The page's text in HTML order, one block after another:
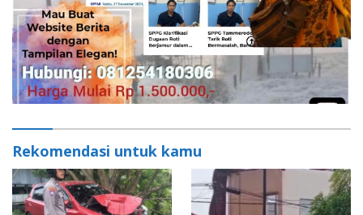
Rekomendasi untuk kamu